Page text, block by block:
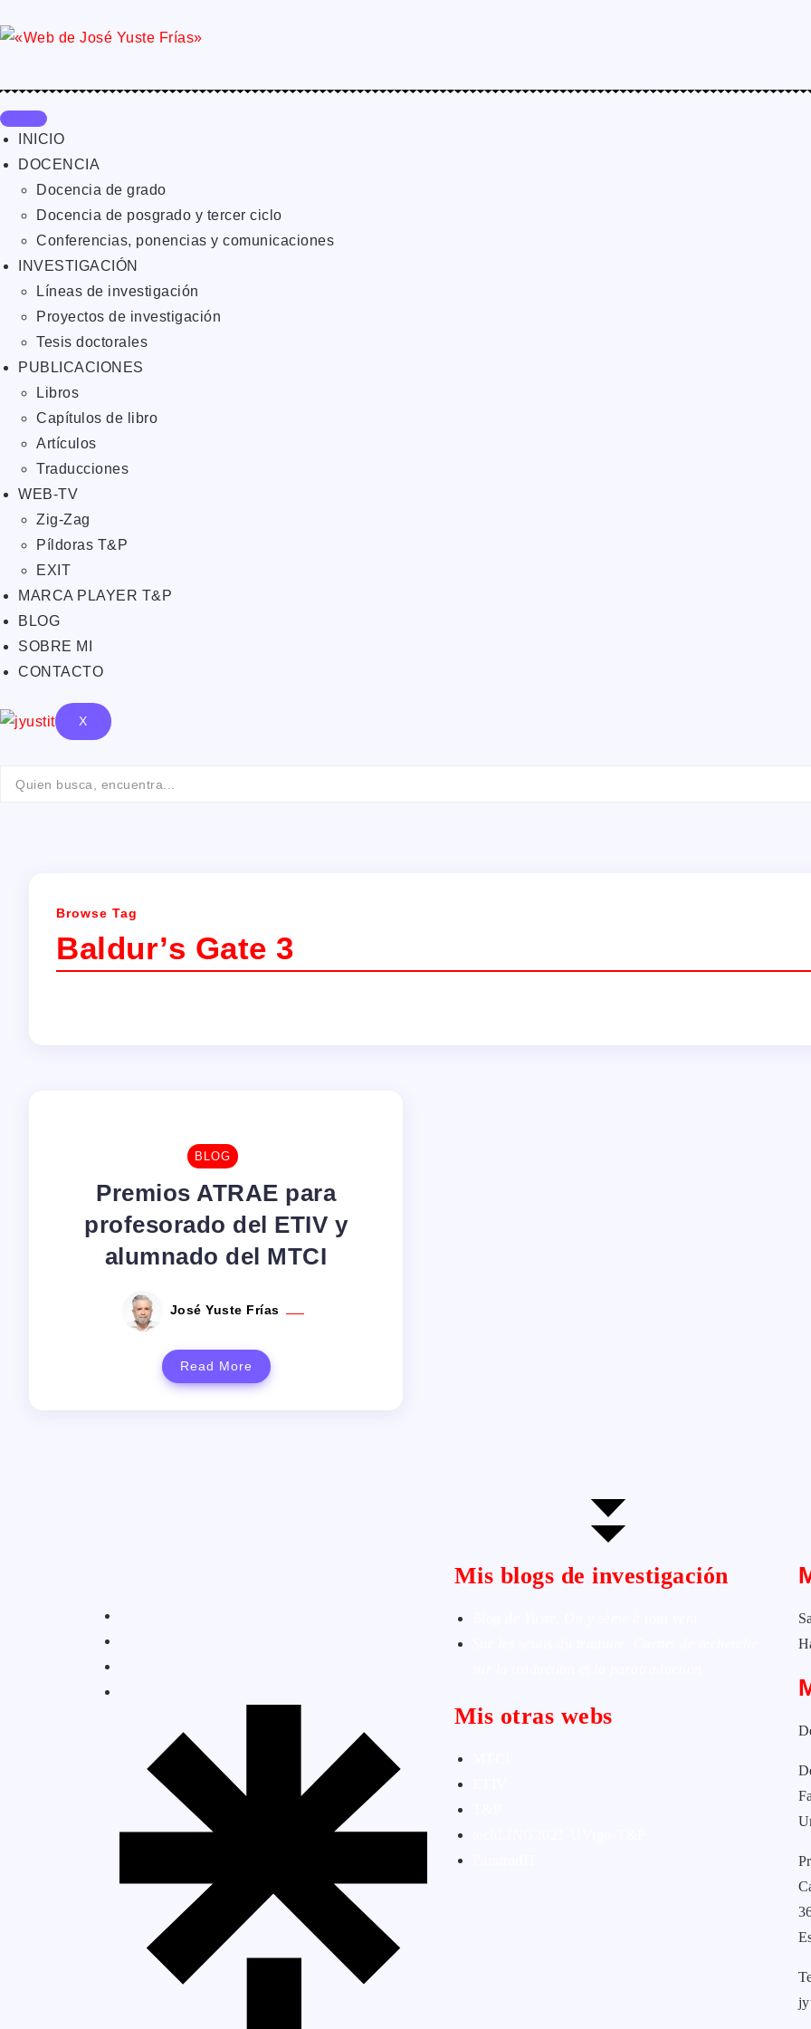
INICIO
DOCENCIA
Docencia de grado
Docencia de posgrado y tercer ciclo
Conferencias, ponencias y comunicaciones
INVESTIGACIÓN
Líneas de investigación
Proyectos de investigación
Tesis doctorales
PUBLICACIONES
Libros
Capítulos de libro
Artículos
Traducciones
WEB-TV
Zig-Zag
Píldoras T&P
EXIT
MARCA PLAYER T&P
BLOG
SOBRE MI
CONTACTO
X
Browse Tag
Baldur’s Gate 3
BLOG
Premios ATRAE para
profesorado del ETIV y
alumnado del MTCI
José Yuste Frías
Read More
Mis blogs de investigación
Mis otras webs